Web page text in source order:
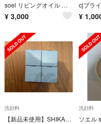
soel リビングオイル ソープ ゴールデンライム
¥ 3,000 ¥
洗顔料
【新品未使用】SHIKARI No.0 CJブライトニングパック 4個セット
洗顔料